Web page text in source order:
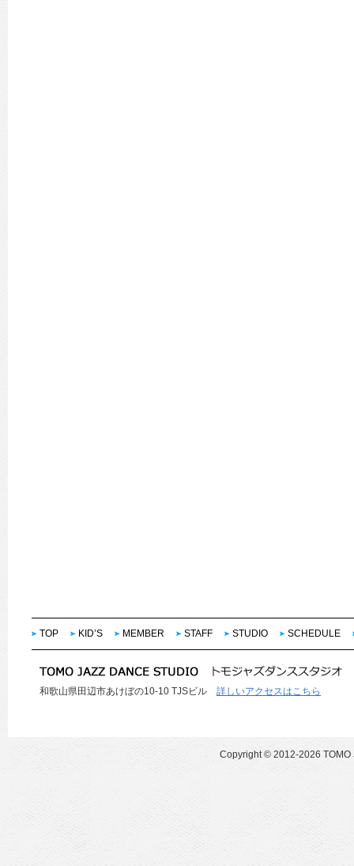
TOP KID’S MEMBER STAFF STUDIO SCHEDULE
和歌山県田辺市あけぼの10-10 TJSビル 詳しいアクセスはこちら
Copyright © 2012-2026 TOMO